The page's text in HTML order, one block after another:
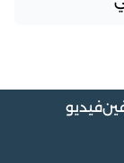
فيديو